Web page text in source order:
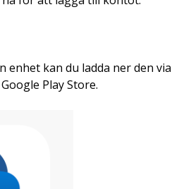
enhet kan du ladda ner den via
Play Store.